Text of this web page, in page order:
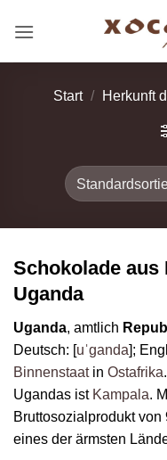
Inhalt
Start / Herkunft
Schokolade aus
Uganda
Uganda, amtlich
Deutsch: [uˈganda];
Binnenstaatin Ostafrika
Ugandas ist Kampala.
Bruttosozialprodukt von
eines der ärmsten